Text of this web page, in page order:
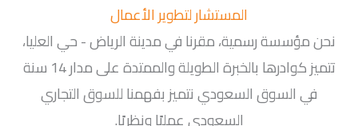
المستشار لتطوير الأعمال
نحن مؤسسة رسمية، مقرنا في مدينة الرياض - حي العليا،
تتميز كوادرها بالخبرة الطويلة والممتدة على مدار 14 سنة
في السوق السعودي نتميز بفهمنا للسوق التجاري
السعودي عمليًا ونظريًا.